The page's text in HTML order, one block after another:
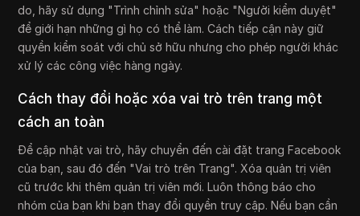
do, hãy sử dụng "Trình chỉnh sửa" hoặc "Người kiểm duyệt"
để giới hạn những gì họ có thể làm. Cách tiếp cận này giữ
quyền kiểm soát với chủ sở hữu nhưng cho phép người khác
xử lý các công việc hàng ngày.
Cách thay đổi hoặc xóa vai trò trên trang một
cách an toàn
Để cập nhật vai trò, hãy chuyển đến cài đặt trang Facebook
của bạn, sau đó đến "Vai trò trên Trang". Xóa quản trị viên
cũ trước khi thêm quản trị viên mới. Luôn thông báo cho
nhóm của bạn khi bạn thay đổi quyền truy cập. Nếu bạn cần